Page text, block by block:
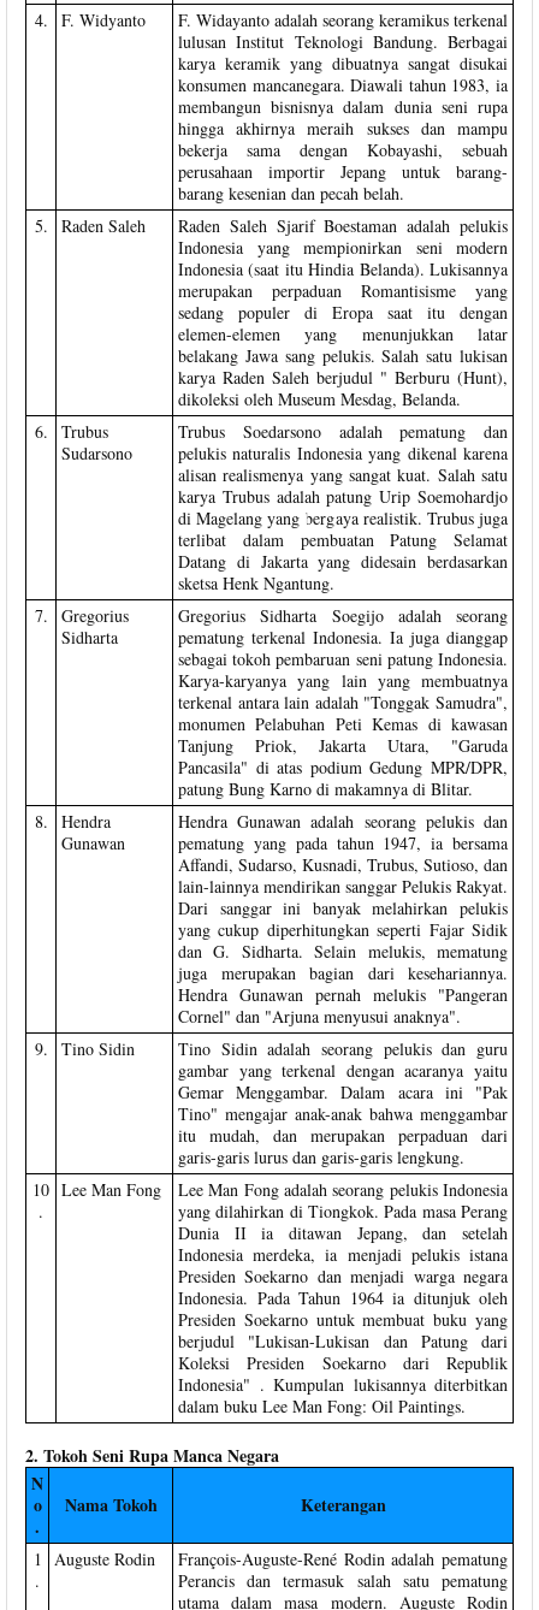
4.
F. Widyanto
F. Widayanto adalah seorang keramikus terkenal
lulusan Institut Teknologi Bandung. Berbagai
karya keramik yang dibuatnya sangat disukai
konsumen mancanegara. Diawali tahun 1983, ia
membangun bisnisnya dalam dunia seni rupa
hingga akhirnya meraih sukses dan mampu
bekerja sama dengan Kobayashi, sebuah
perusahaan importir Jepang untuk barang-
barang kesenian dan pecah belah.
5.
Raden Saleh
Raden Saleh Sjarif Boestaman adalah pelukis
Indonesia yang mempionirkan seni modern
Indonesia (saat itu Hindia Belanda). Lukisannya
merupakan perpaduan Romantisisme yang
sedang populer di Eropa saat itu dengan
elemen-elemen yang menunjukkan latar
belakang Jawa sang pelukis. Salah satu lukisan
karya Raden Saleh berjudul " Berburu (Hunt),
dikoleksi oleh Museum Mesdag, Belanda.
6.
Trubus
Sudarsono
Trubus Soedarsono adalah pematung dan
pelukis naturalis Indonesia yang dikenal karena
alisan realismenya yang sangat kuat. Salah satu
karya Trubus adalah patung Urip Soemohardjo
di Magelang yang bergaya realistik. Trubus juga
terlibat dalam pembuatan Patung Selamat
Datang di Jakarta yang didesain berdasarkan
sketsa Henk Ngantung.
7.
Gregorius
Sidharta
Gregorius Sidharta Soegijo adalah seorang
pematung terkenal Indonesia. Ia juga dianggap
sebagai tokoh pembaruan seni patung Indonesia.
Karya-karyanya yang lain yang membuatnya
terkenal antara lain adalah "Tonggak Samudra",
monumen Pelabuhan Peti Kemas di kawasan
Tanjung Priok, Jakarta Utara, "Garuda
Pancasila" di atas podium Gedung MPR/DPR,
patung Bung Karno di makamnya di Blitar.
8.
Hendra
Gunawan
Hendra Gunawan adalah seorang pelukis dan
pematung yang pada tahun 1947, ia bersama
Affandi, Sudarso, Kusnadi, Trubus, Sutioso, dan
lain-lainnya mendirikan sanggar Pelukis Rakyat.
Dari sanggar ini banyak melahirkan pelukis
yang cukup diperhitungkan seperti Fajar Sidik
dan G. Sidharta. Selain melukis, mematung
juga merupakan bagian dari kesehariannya.
Hendra Gunawan pernah melukis "Pangeran
Cornel" dan "Arjuna menyusui anaknya".
9.
Tino Sidin
Tino Sidin adalah seorang pelukis dan guru
gambar yang terkenal dengan acaranya yaitu
Gemar Menggambar. Dalam acara ini "Pak
Tino" mengajar anak-anak bahwa menggambar
itu mudah, dan merupakan perpaduan dari
garis-garis lurus dan garis-garis lengkung.
10
.
Lee Man Fong
Lee Man Fong adalah seorang pelukis Indonesia
yang dilahirkan di Tiongkok. Pada masa Perang
Dunia II ia ditawan Jepang, dan setelah
Indonesia merdeka, ia menjadi pelukis istana
Presiden Soekarno dan menjadi warga negara
Indonesia. Pada Tahun 1964 ia ditunjuk oleh
Presiden Soekarno untuk membuat buku yang
berjudul "Lukisan-Lukisan dan Patung dari
Koleksi Presiden Soekarno dari Republik
Indonesia" . Kumpulan lukisannya diterbitkan
dalam buku Lee Man Fong: Oil Paintings.
2. Tokoh Seni Rupa Manca Negara
N
o
.
Nama Tokoh Keterangan
1
.
Auguste Rodin
François-Auguste-René Rodin adalah pematung
Perancis dan termasuk salah satu pematung
utama dalam masa modern. Auguste Rodin